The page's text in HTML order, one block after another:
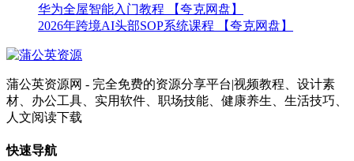
华为全屋智能入门教程 【夸克网盘】
2026年跨境AI头部SOP系统课程 【夸克网盘】
蒲公英资源网 - 完全免费的资源分享平台|视频教程、设计素
材、办公工具、实用软件、职场技能、健康养生、生活技巧、
人文阅读下载
快速导航